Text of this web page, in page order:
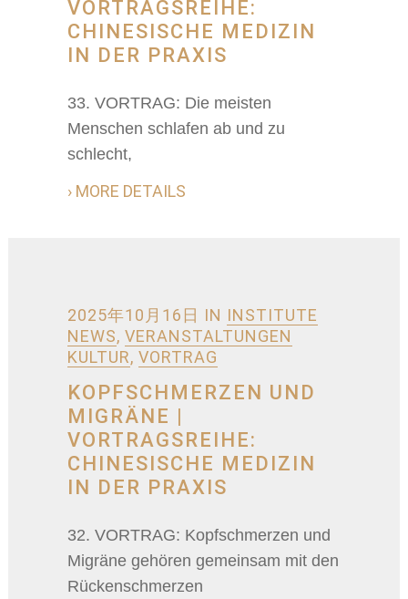
VORTRAGSREIHE:
CHINESISCHE MEDIZIN
IN DER PRAXIS
33. VORTRAG: Die meisten
Menschen schlafen ab und zu
schlecht,
› MORE DETAILS
2025年10月16日 IN INSTITUTE
NEWS, VERANSTALTUNGEN
KULTUR, VORTRAG
KOPFSCHMERZEN UND
MIGRÄNE |
VORTRAGSREIHE:
CHINESISCHE MEDIZIN
IN DER PRAXIS
32. VORTRAG: Kopfschmerzen und
Migräne gehören gemeinsam mit den
Rückenschmerzen